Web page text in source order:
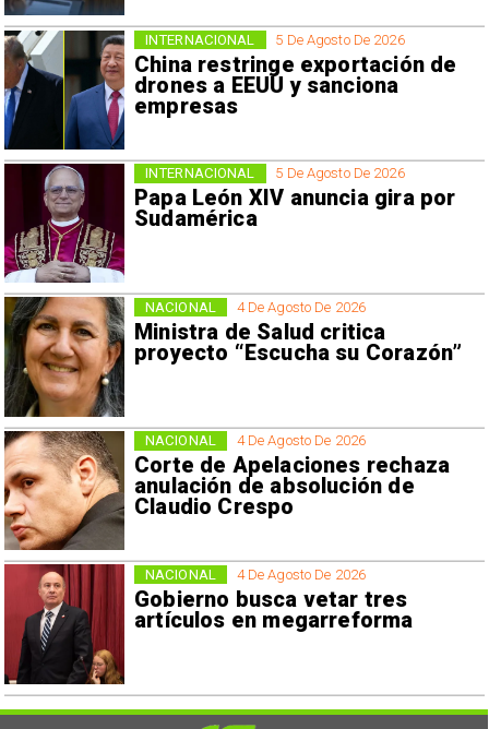
5 De Agosto De 2026
China restringe exportación de
drones a EEUU y sanciona
empresas
INTERNACIONAL
5 De Agosto De 2026
Papa León XIV anuncia gira por
Sudamérica
INTERNACIONAL
4 De Agosto De 2026
Ministra de Salud critica
proyecto “Escucha su Corazón”
NACIONAL
4 De Agosto De 2026
Corte de Apelaciones rechaza
anulación de absolución de
Claudio Crespo
NACIONAL
4 De Agosto De 2026
Gobierno busca vetar tres
artículos en megarreforma
NACIONAL